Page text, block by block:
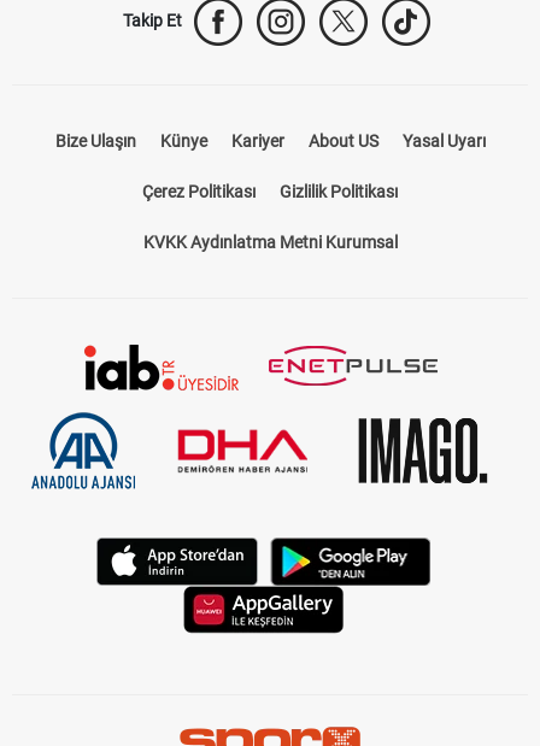
Takip Et
Bize Ulaşın Künye Kariyer About US Yasal Uyarı
Çerez Politikası Gizlilik Politikası
KVKK Aydınlatma Metni Kurumsal